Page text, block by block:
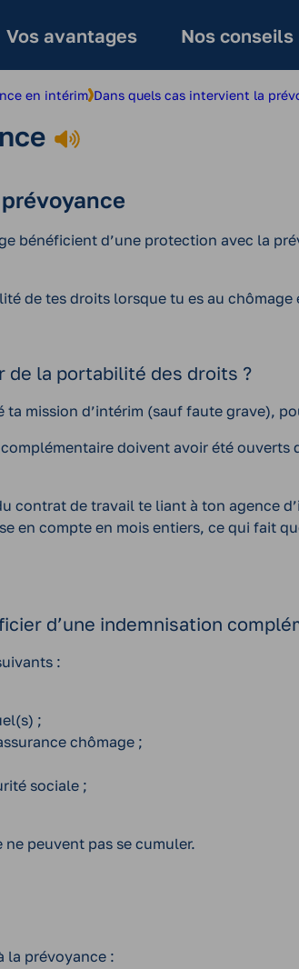
Vos avantages Nos conseils
en intérim Dans quels cas intervient la
bénéficient d’une protection avec la
de tes droits lorsque tu es au
de la portabilité des droits ?
mission d’intérim (sauf faute grave),
doivent avoir été ouverts
contrat de travail te liant à ton agence
en compte en mois entiers, ce qui fait
d’une indemnisation
:
;
chômage ;
sociale ;
peuvent pas se cumuler.
la prévoyance :